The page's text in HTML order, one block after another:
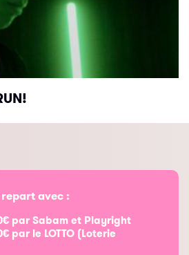
avec :
par Sabam et Playright
par le LOTTO (Loterie